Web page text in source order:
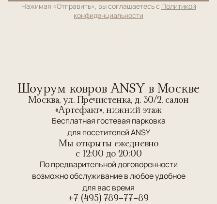
Нажимая «Отправить», вы соглашаетесь с Политикой
конфиденциальности
Шоурум ковров ANSY в Москве
Москва, ул. Пречистенка, д. 30/2, салон
«Артефакт», нижний этаж
Бесплатная гостевая парковка
для посетителей ANSY
Мы открыты ежедневно
c 12:00 до 20:00
По предварительной договоренности
возможно обслуживание в любое удобное
для вас время
+7 (495) 789-77-89